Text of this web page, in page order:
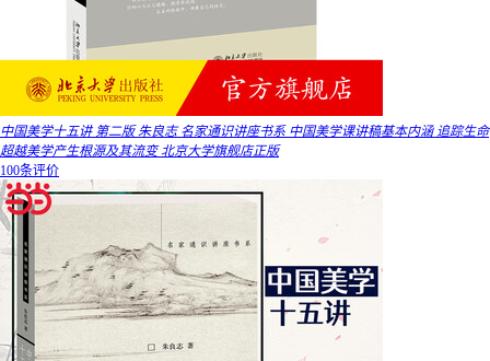
中国美学十五讲 第二版 朱良志 名家通识讲座书系 中国美学课讲稿基本内涵 追踪生命
超越美学产生根源及其流变 北京大学旗舰店正版
100条评价